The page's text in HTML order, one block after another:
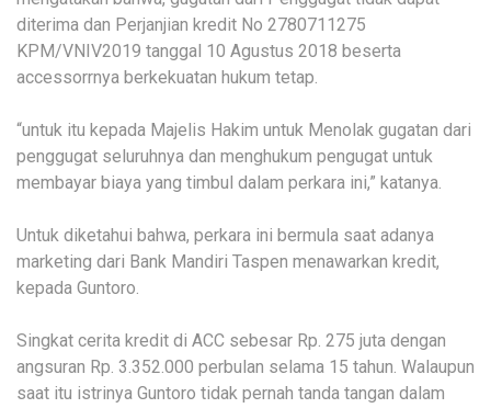
diterima dan Perjanjian kredit No 2780711275
KPM/VNIV2019 tanggal 10 Agustus 2018 beserta
accessorrnya berkekuatan hukum tetap.
“untuk itu kepada Majelis Hakim untuk Menolak gugatan dari
penggugat seluruhnya dan menghukum pengugat untuk
membayar biaya yang timbul dalam perkara ini,” katanya.
Untuk diketahui bahwa, perkara ini bermula saat adanya
marketing dari Bank Mandiri Taspen menawarkan kredit,
kepada Guntoro.
Singkat cerita kredit di ACC sebesar Rp. 275 juta dengan
angsuran Rp. 3.352.000 perbulan selama 15 tahun. Walaupun
saat itu istrinya Guntoro tidak pernah tanda tangan dalam